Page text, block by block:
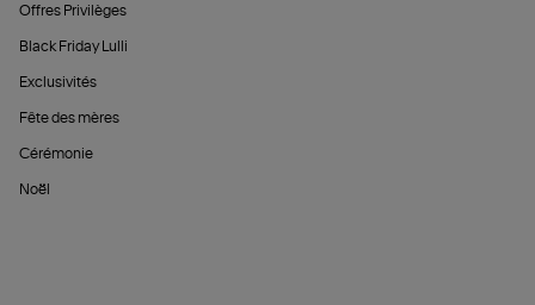
Offres Privilèges
Black Friday Lulli
Exclusivités
Fête des mères
Cérémonie
Noël